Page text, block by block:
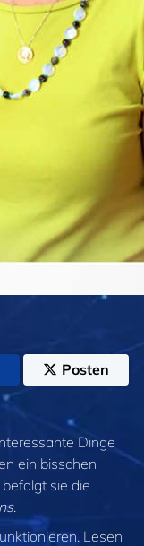
Video
Posten
Dinge
ein bisschen
sie die
.
Lesen